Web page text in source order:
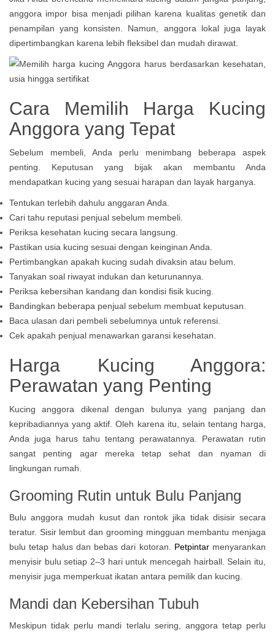
anggora impor bisa menjadi pilihan karena kualitas genetik dan
penampilan yang konsisten. Namun, anggora lokal juga layak
dipertimbangkan karena lebih fleksibel dan mudah dirawat.
Cara Memilih Harga Kucing
Anggora yang Tepat
Sebelum membeli, Anda perlu menimbang beberapa aspek
penting. Keputusan yang bijak akan membantu Anda
mendapatkan kucing yang sesuai harapan dan layak harganya.
Tentukan terlebih dahulu anggaran Anda.
Cari tahu reputasi penjual sebelum membeli.
Periksa kesehatan kucing secara langsung.
Pastikan usia kucing sesuai dengan keinginan Anda.
Pertimbangkan apakah kucing sudah divaksin atau belum.
Tanyakan soal riwayat indukan dan keturunannya.
Periksa kebersihan kandang dan kondisi fisik kucing.
Bandingkan beberapa penjual sebelum membuat keputusan.
Baca ulasan dari pembeli sebelumnya untuk referensi.
Cek apakah penjual menawarkan garansi kesehatan.
Harga Kucing Anggora:
Perawatan yang Penting
Kucing anggora dikenal dengan bulunya yang panjang dan
kepribadiannya yang aktif. Oleh karena itu, selain tentang harga,
Anda juga harus tahu tentang perawatannya. Perawatan rutin
sangat penting agar mereka tetap sehat dan nyaman di
lingkungan rumah.
Grooming Rutin untuk Bulu Panjang
Bulu anggora mudah kusut dan rontok jika tidak disisir secara
teratur. Sisir lembut dan grooming mingguan membantu menjaga
bulu tetap halus dan bebas dari kotoran.
Petpintarmenyarankan
menyisir bulu setiap 2–3 hari untuk mencegah hairball. Selain itu,
menyisir juga memperkuat ikatan antara pemilik dan kucing.
Mandi dan Kebersihan Tubuh
Meskipun tidak perlu mandi terlalu sering, anggora tetap perlu